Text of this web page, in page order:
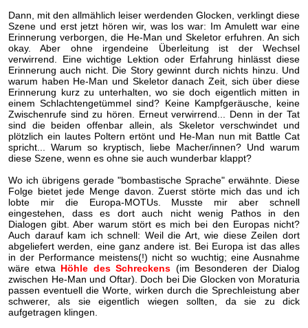
Dann, mit den allmählich leiser werdenden Glocken, verklingt diese
Szene und erst jetzt hören wir, was los war: Im Amulett war eine
Erinnerung verborgen, die He-Man und Skeletor erfuhren. An sich
okay. Aber ohne irgendeine Überleitung ist der Wechsel
verwirrend. Eine wichtige Lektion oder Erfahrung hinlässt diese
Erinnerung auch nicht. Die Story gewinnt durch nichts hinzu. Und
warum haben He-Man und Skeletor danach Zeit, sich über diese
Erinnerung kurz zu unterhalten, wo sie doch eigentlich mitten in
einem Schlachtengetümmel sind? Keine Kampfgeräusche, keine
Zwischenrufe sind zu hören. Erneut verwirrend... Denn in der Tat
sind die beiden offenbar allein, als Skeletor verschwindet und
plötzlich ein lautes Poltern ertönt und He-Man nun mit Battle Cat
spricht... Warum so kryptisch, liebe Macher/innen? Und warum
diese Szene, wenn es ohne sie auch wunderbar klappt?
Wo ich übrigens gerade "bombastische Sprache" erwähnte. Diese
Folge bietet jede Menge davon. Zuerst störte mich das und ich
lobte mir die Europa-MOTUs. Musste mir aber schnell
eingestehen, dass es dort auch nicht wenig Pathos in den
Dialogen gibt. Aber warum stört es mich bei den Europas nicht?
Auch darauf kam ich schnell: Weil die Art, wie diese Zeilen dort
abgeliefert werden, eine ganz andere ist. Bei Europa ist das alles
in der Performance meistens(!) nicht so wuchtig; eine Ausnahme
wäre etwa Höhle des Schreckens (im Besonderen der Dialog
zwischen He-Man und Oftar). Doch bei Die Glocken von Moraturia
passen eventuell die Worte, wirken durch die Sprechleistung aber
schwerer, als sie eigentlich wiegen sollten, da sie zu dick
aufgetragen klingen.